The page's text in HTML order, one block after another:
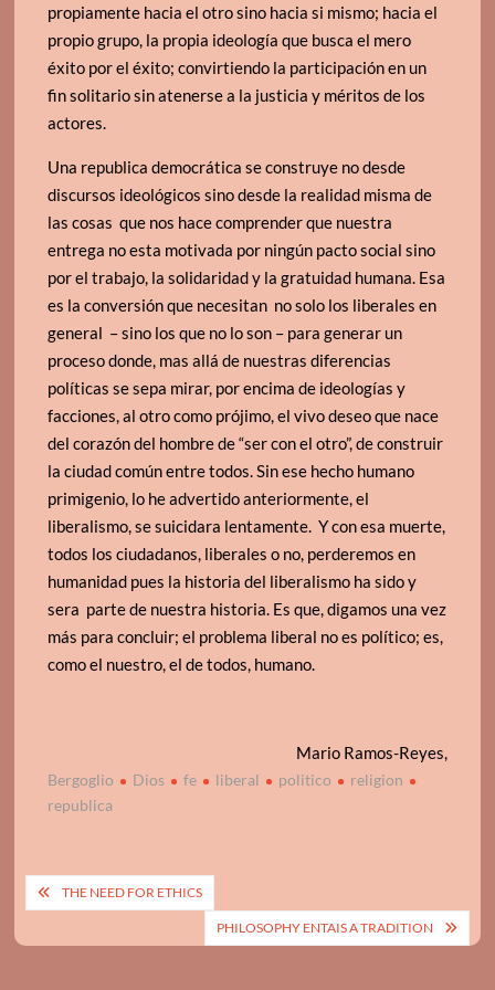
propiamente hacia el otro sino hacia si mismo; hacia el
propio grupo, la propia ideología que busca el mero
éxito por el éxito; convirtiendo la participación en un
fin solitario sin atenerse a la justicia y méritos de los
actores.
Una republica democrática se construye no desde
discursos ideológicos sino desde la realidad misma de
las cosas que nos hace comprender que nuestra
entrega no esta motivada por ningún pacto social sino
por el trabajo, la solidaridad y la gratuidad humana. Esa
es la conversión que necesitan no solo los liberales en
general – sino los que no lo son – para generar un
proceso donde, mas allá de nuestras diferencias
políticas se sepa mirar, por encima de ideologías y
facciones, al otro como prójimo, el vivo deseo que nace
del corazón del hombre de “ser con el otro”, de construir
la ciudad común entre todos. Sin ese hecho humano
primigenio, lo he advertido anteriormente, el
liberalismo, se suicidara lentamente. Y con esa muerte,
todos los ciudadanos, liberales o no, perderemos en
humanidad pues la historia del liberalismo ha sido y
sera parte de nuestra historia. Es que, digamos una vez
más para concluir; el problema liberal no es político; es,
como el nuestro, el de todos, humano.
Mario Ramos-Reyes,
Bergoglio Dios fe liberal politico
religion
republica
Post
navigation
THE NEED FOR ETHICS
PHILOSOPHY ENTAIS A TRADITION